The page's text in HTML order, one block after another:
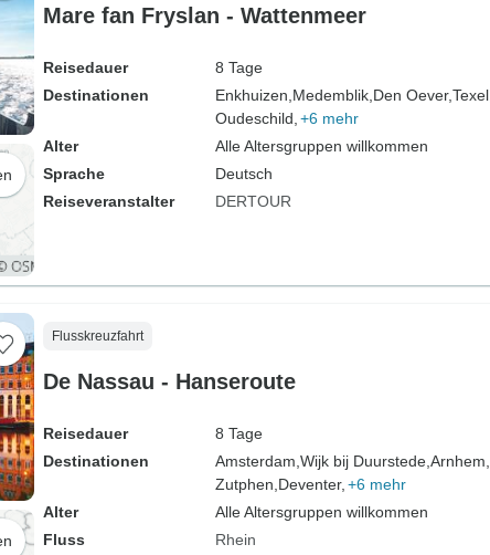
Mare fan Fryslan - Wattenmeer
Reisedauer
8 Tage
Destinationen
Enkhuizen, Medemblik, Den Oever,Texel,
Oudeschild, +6 mehr
Alter
Alle Altersgruppen willkommen
Sprache
Deutsch
Reiseveranstalter
DERTOUR
Flusskreuzfahrt
De Nassau - Hanseroute
Reisedauer
8 Tage
Destinationen
Amsterdam, Wijk bij Duurstede, Arnhem,
Zutphen, Deventer, +6 mehr
Alter
Alle Altersgruppen willkommen
Fluss
Rhein